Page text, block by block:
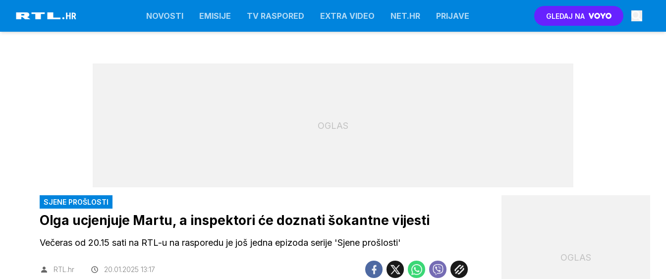
NOVOSTI EMISIJE TV RASPORED EXTRA VIDEO NET.HR PRIJAVE GLEDAJ NA
OGLAS
SJENE PROŠLOSTI
Olga ucjenjuje Martu, a inspektori će doznati šokantne vijesti
Večeras od 20.15 sati na RTL-u na rasporedu je još jedna epizoda serije 'Sjene prošlosti'
RTL.hr 20.01.2025 13:17
OGLAS